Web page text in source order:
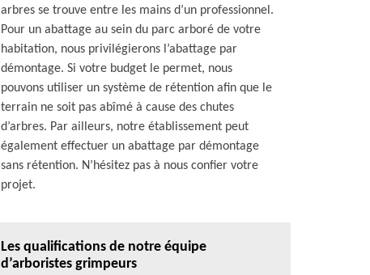
arbres se trouve entre les mains d’un professionnel.
Pour un abattage au sein du parc arboré de votre
habitation, nous privilégierons l’abattage par
démontage. Si votre budget le permet, nous
pouvons utiliser un système de rétention afin que le
terrain ne soit pas abîmé à cause des chutes
d’arbres. Par ailleurs, notre établissement peut
également effectuer un abattage par démontage
sans rétention. N’hésitez pas à nous confier votre
projet.
Les qualifications de notre équipe
d’arboristes grimpeurs